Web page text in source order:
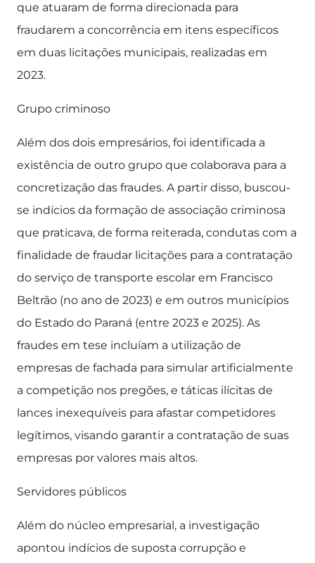
que atuaram de forma direcionada para
fraudarem a concorrência em itens específicos
em duas licitações municipais, realizadas em
2023.
Grupo criminoso
Além dos dois empresários, foi identificada a
existência de outro grupo que colaborava para a
concretização das fraudes. A partir disso, buscou-
se indícios da formação de associação criminosa
que praticava, de forma reiterada, condutas com a
finalidade de fraudar licitações para a contratação
do serviço de transporte escolar em Francisco
Beltrão (no ano de 2023) e em outros municípios
do Estado do Paraná (entre 2023 e 2025). As
fraudes em tese incluíam a utilização de
empresas de fachada para simular artificialmente
a competição nos pregões, e táticas ilícitas de
lances inexequíveis para afastar competidores
legítimos, visando garantir a contratação de suas
empresas por valores mais altos.
Servidores públicos
Além do núcleo empresarial, a investigação
apontou indícios de suposta corrupção e